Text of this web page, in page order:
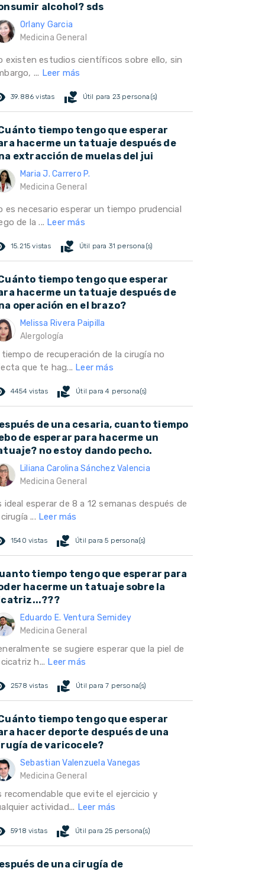
alcohol? sds
Orlany Garcia
Medicina General
existen estudios científicos sobre ello, sin
... Leer más
39.886 vistas volunteer_activism Útil para 23 persona(s)
tiempo tengo que esperar
hacerme un tatuaje después de
extracción de muelas del jui
Maria J. Carrero P.
Medicina General
es necesario esperar un tiempo prudencial
de la ... Leer más
15.215 vistas volunteer_activism Útil para 31 persona(s)
tiempo tengo que esperar
hacerme un tatuaje después de
operación en el brazo?
Melissa Rivera Paipilla
Alergología
tiempo de recuperación de la cirugía no
que te hag... Leer más
4454 vistas volunteer_activism Útil para 4 persona(s)
de una cesaria, cuanto tiempo
de esperar para hacerme un
no estoy dando pecho.
Liliana Carolina Sánchez Valencia
Medicina General
ideal esperar de 8 a 12 semanas después de
... Leer más
1540 vistas volunteer_activism Útil para 5 persona(s)
tiempo tengo que esperar para
hacerme un tatuaje sobre la
Eduardo E. Ventura Semidey
Medicina General
se sugiere esperar que la piel de
h... Leer más
2578 vistas volunteer_activism Útil para 7 persona(s)
tiempo tengo que esperar
hacer deporte después de una
de varicocele?
Sebastian Valenzuela Vanegas
Medicina General
recomendable que evite el ejercicio y
actividad... Leer más
5918 vistas volunteer_activism Útil para 25 persona(s)
de una cirugía de